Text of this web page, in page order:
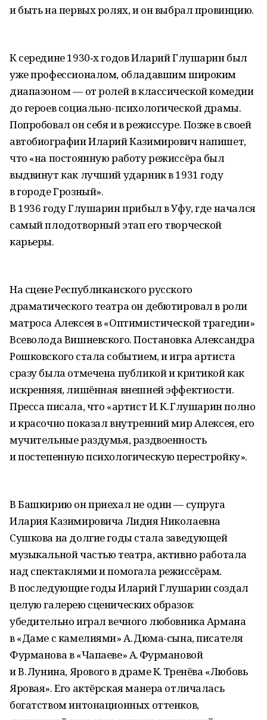
и быть на первых ролях, и он выбрал провинцию.
К середине 1930‑х годов Иларий Глушарин был
уже профессионалом, обладавшим широким
диапазоном — от ролей в классической комедии
до героев социально-психологической драмы.
Попробовал он себя и в режиссуре. Позже в своей
автобиографии Иларий Казимирович напишет,
что «на постоянную работу режиссёра был
выдвинут как лучший ударник в 1931 году
в городе Грозный».
В 1936 году Глушарин прибыл в Уфу, где начался
самый плодотворный этап его творческой
карьеры.
На сцене Республиканского русского
драматического театра он дебютировал в роли
матроса Алексея в «Оптимистической трагедии»
Всеволода Вишневского. Постановка Александра
Рошковского стала событием, и игра артиста
сразу была отмечена публикой и критикой как
искренняя, лишённая внешней эффектности.
Пресса писала, что «артист И. К. Глушарин полно
и красочно показал внутренний мир Алексея, его
мучительные раздумья, раздвоенность
и постепенную психологическую перестройку».
В Башкирию он приехал не один — супруга
Илария Казимировича Лидия Николаевна
Сушкова на долгие годы стала заведующей
музыкальной частью театра, активно работала
над спектаклями и помогала режиссёрам.
В последующие годы Иларий Глушарин создал
целую галерею сценических образов:
убедительно играл вечного любовника Армана
в «Даме с камелиями» А. Дюма-сына, писателя
Фурманова в «Чапаеве» А. Фурмановой
и В. Лунина, Ярового в драме К. Тренёва «Любовь
Яровая». Его актёрская манера отличалась
богатством интонационных оттенков,